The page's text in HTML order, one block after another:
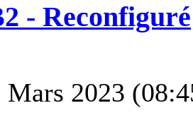
- Reconfiguré
Mars 2023